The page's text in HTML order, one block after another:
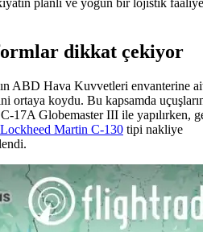
dikkat çekiyor
ABD Hava Kuvvetleri envanterine
ortaya koydu. Bu kapsamda
17A Globemaster III ile yapılırken,
Lockheed Martin C-130 tipi nakliye